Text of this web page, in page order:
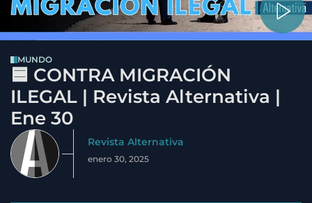
MUNDO
🟦 CONTRA MIGRACIÓN
ILEGAL | Revista Alternativa |
Ene 30
Revista Alternativa
enero 30, 2025